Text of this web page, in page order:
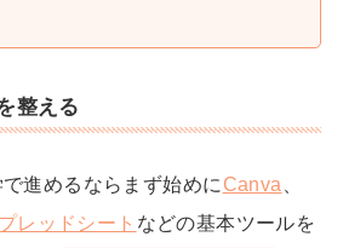
整える
進めるならまず始めに Canva
レッドシート などの基本ツールを